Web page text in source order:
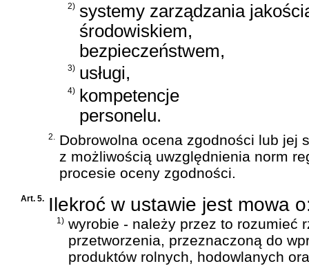
2) systemy zarządzania
środowiskiem,
bezpieczeństwem,
3) usługi,
4) kompetencje
personelu.
2. Dobrowolna ocena zgodności lub jej
z możliwością uwzględnienia norm
procesie oceny zgodności.
Art. 5. Ilekroć w ustawie jest mowa
1) wyrobie - należy przez to rozumieć
przetworzenia, przeznaczoną do
produktów rolnych, hodowlanych